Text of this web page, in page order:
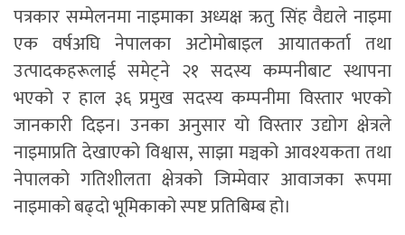
पत्रकार सम्मेलनमा नाइमाका अध्यक्ष ऋतु सिंह वैद्यले नाइमा
एक वर्षअघि नेपालका अटोमोबाइल आयातकर्ता तथा
उत्पादकहरूलाई समेट्ने २१ सदस्य कम्पनीबाट स्थापना
भएको र हाल ३६ प्रमुख सदस्य कम्पनीमा विस्तार भएको
जानकारी दिइन। उनका अनुसार यो विस्तार उद्योग क्षेत्रले
नाइमाप्रति देखाएको विश्वास, साझा मञ्चको आवश्यकता तथा
नेपालको गतिशीलता क्षेत्रको जिम्मेवार आवाजका रूपमा
नाइमाको बढ्दो भूमिकाको स्पष्ट प्रतिबिम्ब हो।